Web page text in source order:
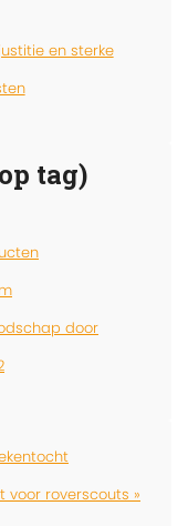
en sterke
tag)
door
voor roverscouts »